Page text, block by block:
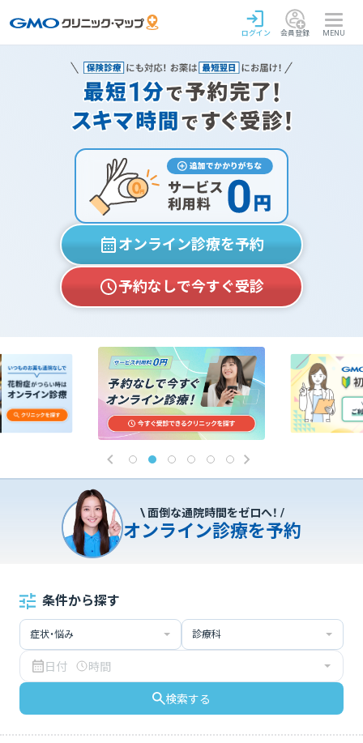
ログイン 会員登録 MENU
オンライン診療を予約
予約なしで今すぐ受診
\ 面倒な通院時間をゼロへ！ /
オンライン診療を予約
条件から探す
症状・悩み 診療科
日付 時間
検索する